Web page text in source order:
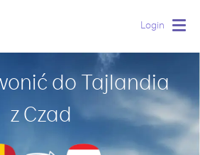
Login
do Tajlandia
z Czad